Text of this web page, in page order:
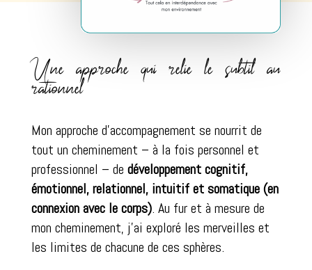
Une approche qui relie le subtil au
rationnel
Mon approche d’accompagnement se nourrit de
tout un cheminement – à la fois personnel et
professionnel – de développement cognitif,
émotionnel, relationnel, intuitif et somatique (en
connexion avec le corps). Au fur et à mesure de
mon cheminement, j’ai exploré les merveilles et
les limites de chacune de ces sphères.